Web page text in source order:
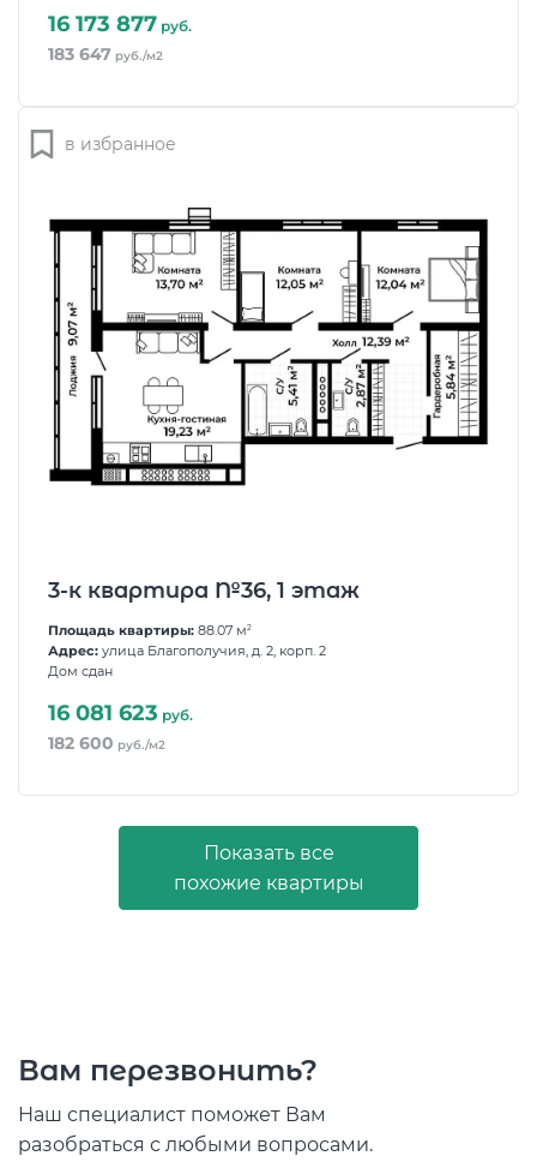
16 173 877 руб.
183 647 руб./м2
в избранное
3-к квартира №36, 1 этаж
Площадь квартиры: 88.07 м2
Адрес: улица Благополучия, д. 2, корп. 2
Дом сдан
16 081 623 руб.
182 600 руб./м2
Показать все
похожие квартиры
Вам перезвонить?
Наш специалист поможет Вам
разобраться с любыми вопросами.